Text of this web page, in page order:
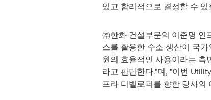
있고 합리적으로 결정할 수
㈜한화 건설부문의 이준명 인
스를 활용한 수소 생산이 국
원의 효율적인 사용이라는 측
라고 판단한다."며, "이번
프라 디벨로퍼를 향한 당사의